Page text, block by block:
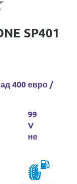
SP401
400 евро /
99
V
не